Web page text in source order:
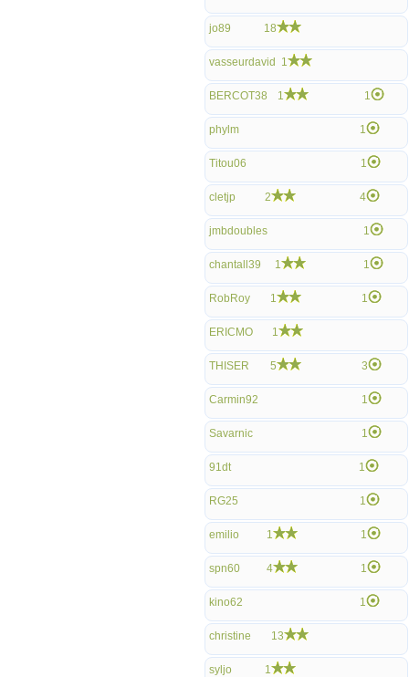
jo89 18
vasseurdavid 1
BERCOT38 1 1
phylm 1
Titou06 1
cletjp 2 4
jmbdoubles 1
chantall39 1 1
RobRoy 1 1
ERICMO 1
THISER 5 3
Carmin92 1
Savarnic 1
91dt 1
RG25 1
emilio 1 1
spn60 4 1
kino62 1
christine 13
syljo 1